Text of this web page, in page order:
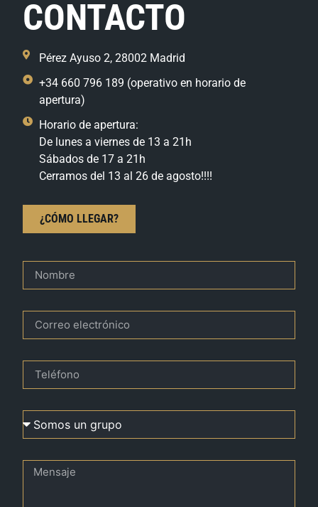
CONTACTO
Pérez Ayuso 2, 28002 Madrid
+34 660 796 189 (operativo en horario de
apertura)
Horario de apertura:
De lunes a viernes de 13 a 21h
Sábados de 17 a 21h
Cerramos del 13 al 26 de agosto!!!!
¿CÓMO LLEGAR?